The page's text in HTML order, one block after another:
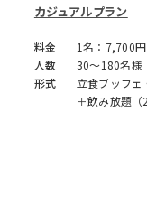
カジュアルプラン
料金
1名：7,700円
人数
30～180名様
形式
立食ブッフェ
＋飲み放題（